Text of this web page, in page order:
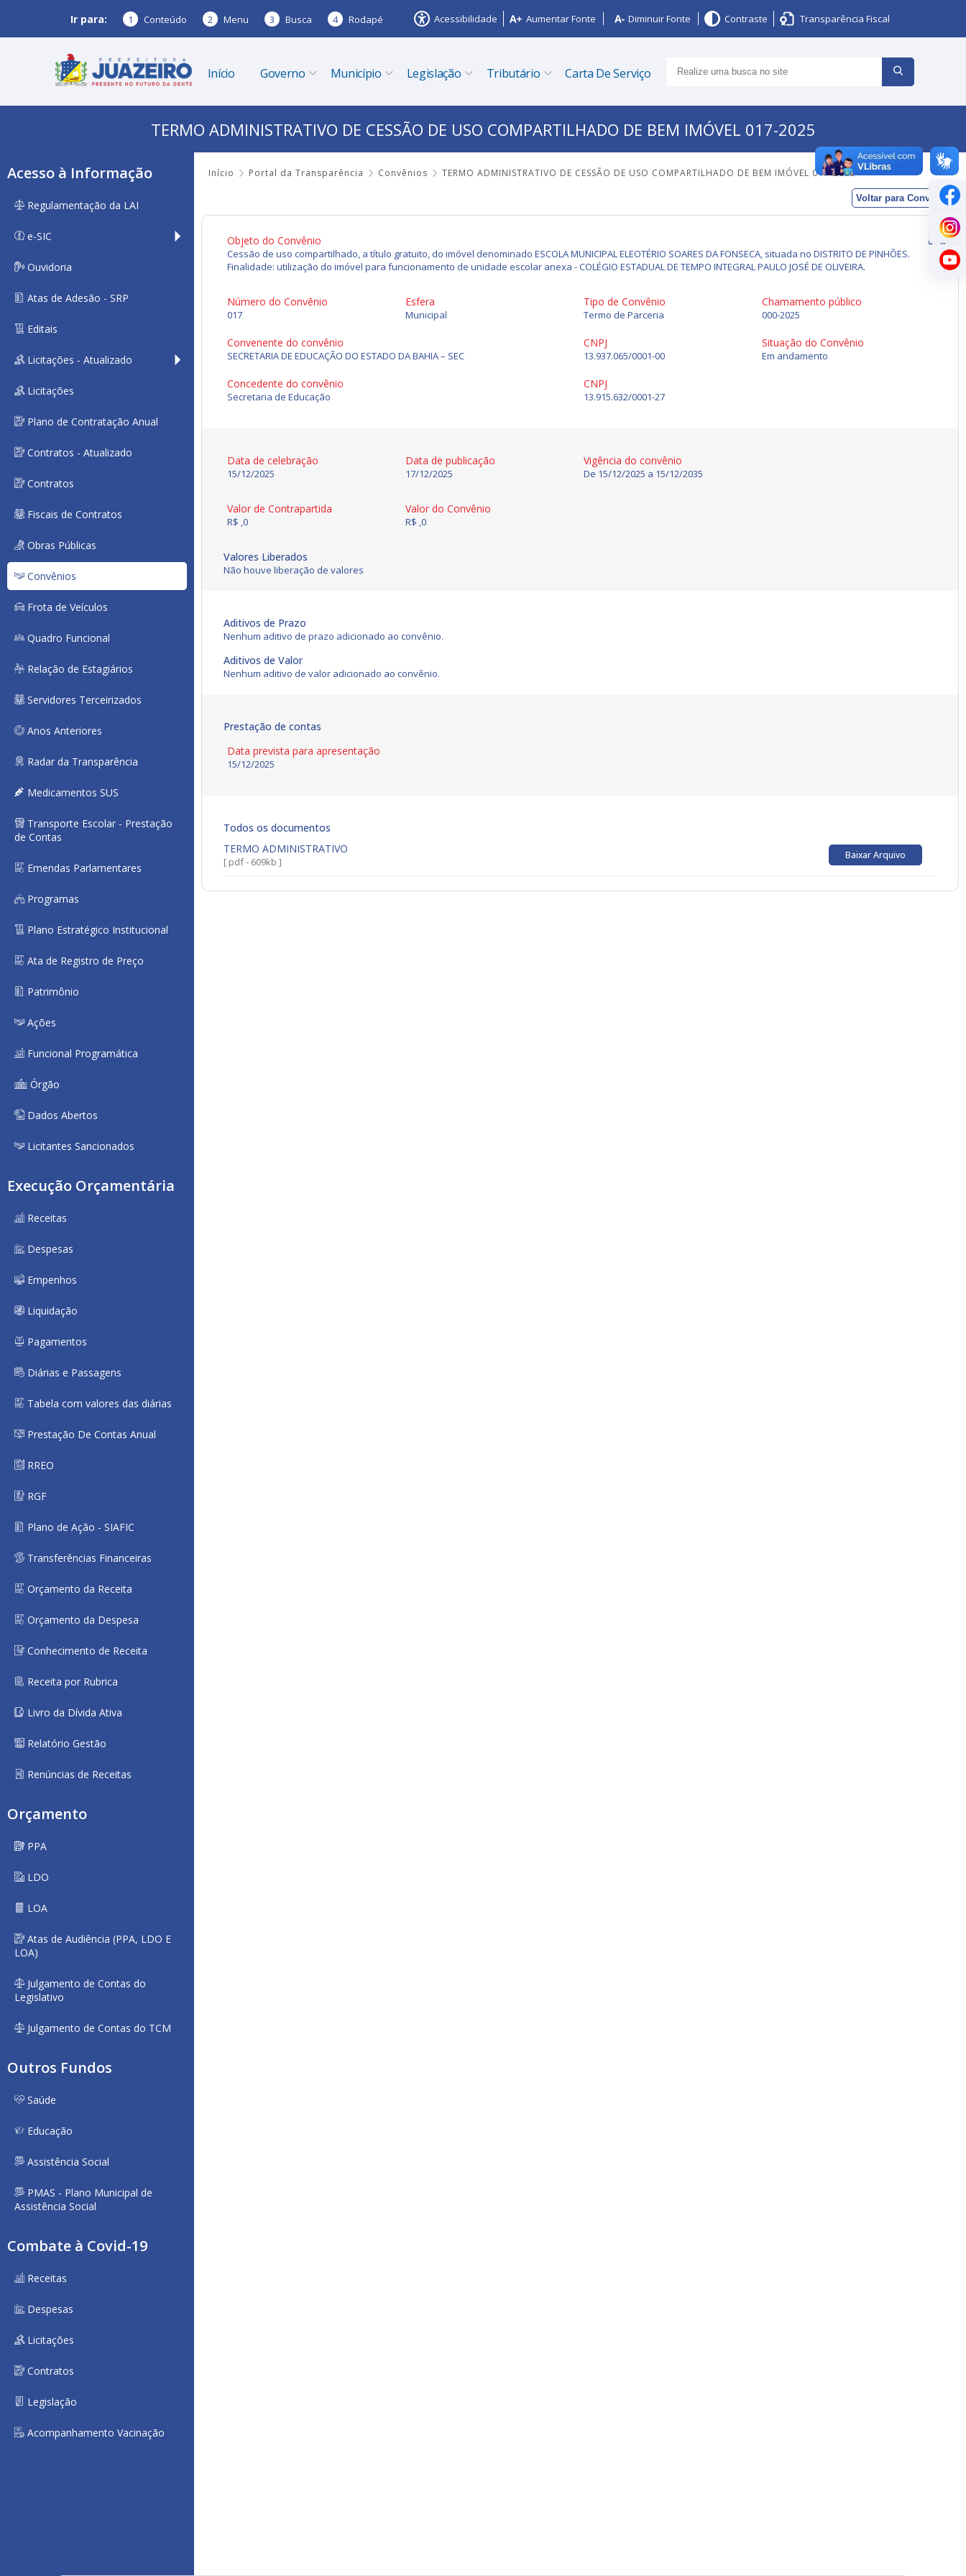
Ir para: 1 Conteúdo 2 Menu 3 Busca 4 Rodapé Acessibilidade Aumentar Fonte Diminuir Fonte Contraste Transparência Fiscal
Início Governo Município Legislação Tributário Carta De Serviço
TERMO ADMINISTRATIVO DE CESSÃO DE USO COMPARTILHADO DE BEM IMÓVEL 017-2025
Início Portal da Transparência Convênios TERMO ADMINISTRATIVO DE CESSÃO DE USO COMPARTILHADO DE BEM IMÓVEL 017-2025
Acesso à Informação
Regulamentação da LAI
e-SIC
Ouvidoria
Atas de Adesão - SRP
Editais
Licitações - Atualizado
Licitações
Plano de Contratação Anual
Contratos - Atualizado
Contratos
Fiscais de Contratos
Obras Públicas
Convênios
Frota de Veículos
Quadro Funcional
Relação de Estagiários
Servidores Terceirizados
Anos Anteriores
Radar da Transparência
Medicamentos SUS
Transporte Escolar - Prestação
de Contas
Emendas Parlamentares
Programas
Plano Estratégico Institucional
Ata de Registro de Preço
Patrimônio
Ações
Funcional Programática
Órgão
Dados Abertos
Licitantes Sancionados
Execução Orçamentária
Receitas
Despesas
Empenhos
Liquidação
Pagamentos
Diárias e Passagens
Tabela com valores das diárias
Prestação De Contas Anual
RREO
RGF
Plano de Ação - SIAFIC
Transferências Financeiras
Orçamento da Receita
Orçamento da Despesa
Conhecimento de Receita
Receita por Rubrica
Livro da Dívida Ativa
Relatório Gestão
Renúncias de Receitas
Orçamento
PPA
LDO
LOA
Atas de Audiência (PPA, LDO E
LOA)
Julgamento de Contas do
Legislativo
Julgamento de Contas do TCM
Outros Fundos
Saúde
Educação
Assistência Social
PMAS - Plano Municipal de
Assistência Social
Combate à Covid-19
Receitas
Despesas
Licitações
Contratos
Legislação
Acompanhamento Vacinação
Voltar para Convênios
Objeto do Convênio
Cessão de uso compartilhado, a título gratuito, do imóvel denominado ESCOLA MUNICIPAL ELEOTÉRIO SOARES DA FONSECA, situada no DISTRITO DE PINHÕES.
Finalidade: utilização do imóvel para funcionamento de unidade escolar anexa - COLÉGIO ESTADUAL DE TEMPO INTEGRAL PAULO JOSÉ DE OLIVEIRA.
Número do Convênio
017
Esfera
Municipal
Tipo de Convênio
Termo de Parceria
Chamamento público
000-2025
Convenente do convênio
SECRETARIA DE EDUCAÇÃO DO ESTADO DA BAHIA – SEC
CNPJ
13.937.065/0001-00
Situação do Convênio
Em andamento
Concedente do convênio
Secretaria de Educação
CNPJ
13.915.632/0001-27
Data de celebração
15/12/2025
Data de publicação
17/12/2025
Vigência do convênio
De 15/12/2025 a 15/12/2035
Valor de Contrapartida
R$ ,0
Valor do Convênio
R$ ,0
Valores Liberados
Não houve liberação de valores
Aditivos de Prazo
Nenhum aditivo de prazo adicionado ao convênio.
Aditivos de Valor
Nenhum aditivo de valor adicionado ao convênio.
Prestação de contas
Data prevista para apresentação
15/12/2025
Todos os documentos
TERMO ADMINISTRATIVO
[ pdf - 609kb ]
Baixar Arquivo